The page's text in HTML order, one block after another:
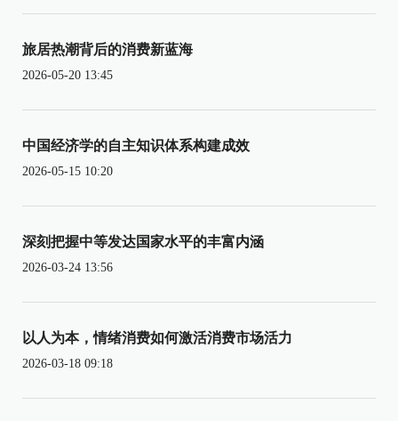
旅居热潮背后的消费新蓝海
2026-05-20 13:45
中国经济学的自主知识体系构建成效
2026-05-15 10:20
深刻把握中等发达国家水平的丰富内涵
2026-03-24 13:56
以人为本，情绪消费如何激活消费市场活力
2026-03-18 09:18